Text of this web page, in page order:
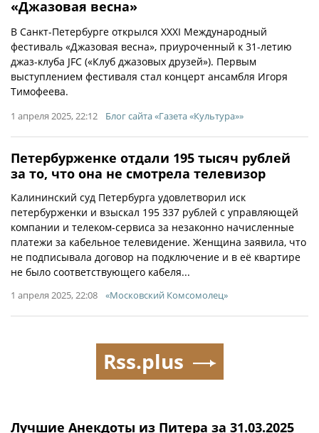
«Джазовая весна»
В Санкт-Петербурге открылся XXXI Международный
фестиваль «Джазовая весна», приуроченный к 31-летию
джаз-клуба JFC («Клуб джазовых друзей»). Первым
выступлением фестиваля стал концерт ансамбля Игоря
Тимофеева.
1 апреля 2025, 22:12 Блог сайта «Газета «Культура»»
Петербурженке отдали 195 тысяч рублей
за то, что она не смотрела телевизор
Калининский суд Петербурга удовлетворил иск
петербурженки и взыскал 195 337 рублей с управляющей
компании и телеком-сервиса за незаконно начисленные
платежи за кабельное телевидение. Женщина заявила, что
не подписывала договор на подключение и в её квартире
не было соответствующего кабеля...
1 апреля 2025, 22:08 «Московский Комсомолец»
Лучшие Анекдоты из Питера за 31.03.2025
Rss.plus